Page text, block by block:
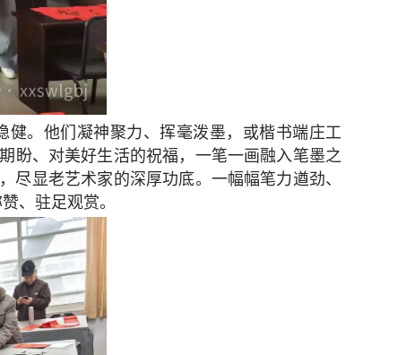
。他们凝神聚力、挥毫泼墨，或楷书端庄工
盼、对美好生活的祝福，一笔一画融入笔墨之
显老艺术家的深厚功底。一幅幅笔力遒劲、
、驻足观赏。